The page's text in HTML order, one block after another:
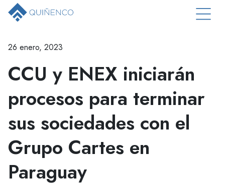
26 enero, 2023
CCU y ENEX iniciarán
procesos para terminar
sus sociedades con el
Grupo Cartes en
Paraguay